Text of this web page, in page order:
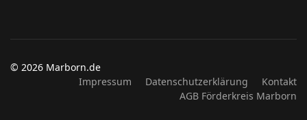
© 2026 Marborn.de
Impressum
Datenschutzerklärung
Kontakt
AGB Förderkreis Marborn